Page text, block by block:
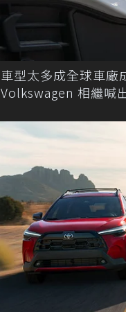
車型太多成全球車廠
Volkswagen 相繼喊